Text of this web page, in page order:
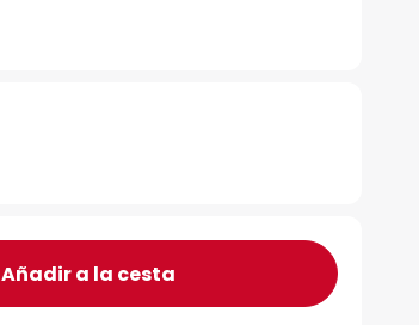
Añadir a la cesta